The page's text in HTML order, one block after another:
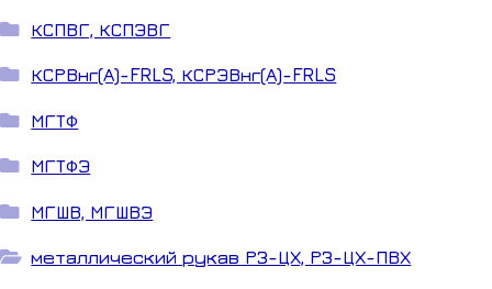
КСПВГ, КСПЭВГ
КСРВнг(А)-FRLS, КСРЭВнг(А)-FRLS
МГТФ
МГТФЭ
МГШВ, МГШВЭ
металлический рукав РЗ-ЦХ, РЗ-ЦХ-ПВХ